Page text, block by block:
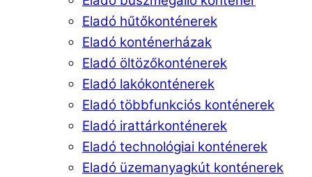
Eladó hűtőkonténerek
Eladó konténerházak
Eladó öltözőkonténerek
Eladó lakókonténerek
Eladó többfunkciós konténerek
Eladó irattárkonténerek
Eladó technológiai konténerek
Eladó üzemanyagkút konténerek